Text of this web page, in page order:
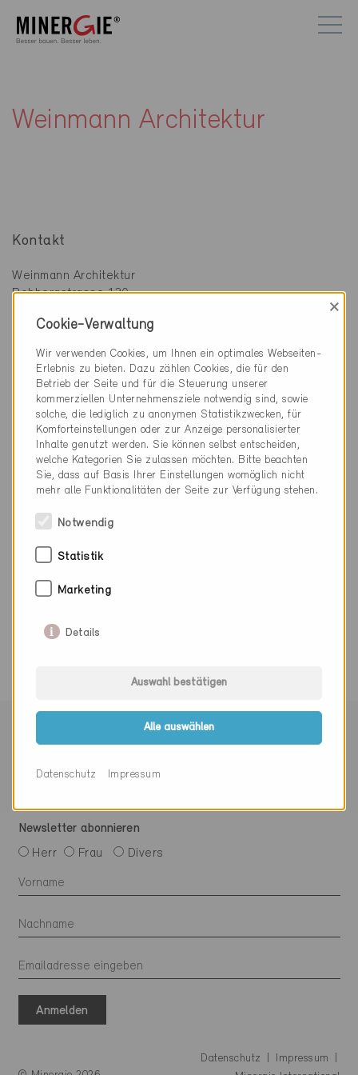
Weinmann Architektur
Kontakt
Weinmann Architektur
Rebbergstrasse 130
044 383 32 66
kw@weinmann-architektur.ch
www.weinmann-architektur.ch
Kategorie
Planung
Architektur
Newsletter abonnieren
Herr
Frau Divers
Anmelden
Datenschutz
Impressum
Cookie-Verwaltung
×
Wir verwenden Cookies, um Ihnen ein optimales Webseiten-
Erlebnis zu bieten. Dazu zählen Cookies, die für den
Betrieb der Seite und für die Steuerung unserer
kommerziellen Unternehmensziele notwendig sind, sowie
solche, die lediglich zu anonymen Statistikzwecken, für
Komforteinstellungen oder zur Anzeige personalisierter
Inhalte genutzt werden. Sie können selbst entscheiden,
welche Kategorien Sie zulassen möchten. Bitte beachten
Sie, dass auf Basis Ihrer Einstellungen womöglich nicht
mehr alle Funktionalitäten der Seite zur Verfügung stehen.
Notwendig
Statistik
Marketing
Details
Auswahl bestätigen
Alle auswählen
Datenschutz Impressum